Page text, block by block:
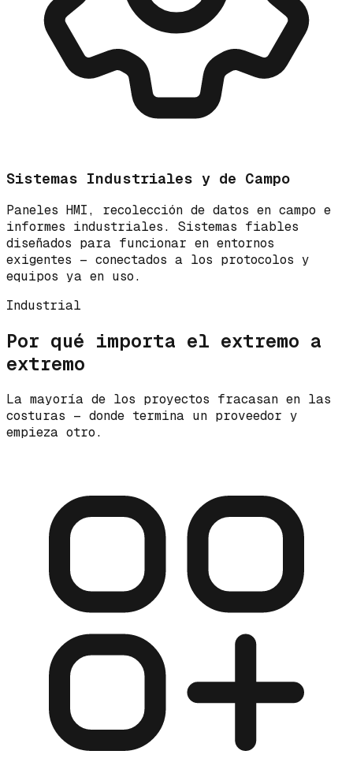
Sistemas Industriales y de Campo
Paneles HMI, recolección de datos en campo e
informes industriales. Sistemas fiables
diseñados para funcionar en entornos
exigentes — conectados a los protocolos y
equipos ya en uso.
Industrial
Por qué importa el extremo a
extremo
La mayoría de los proyectos fracasan en las
costuras — donde termina un proveedor y
empieza otro.